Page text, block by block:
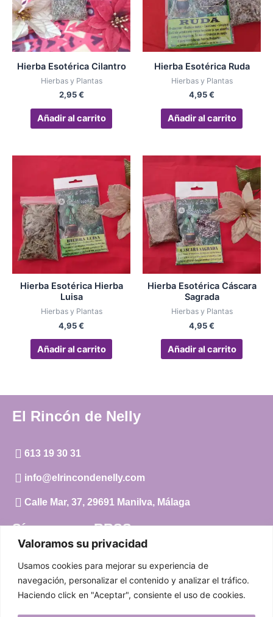
Valoramos su privacidad
Usamos cookies para mejorar su experiencia de
navegación, personalizar el contenido y analizar el tráfico.
Haciendo click en "Aceptar", consiente el uso de cookies.
Hierba Esotérica Cilantro
Hierbas y Plantas
2,95€
Añadir al carrito
Hierba Esotérica Ruda
Hierbas y Plantas
4,95€
Añadir al carrito
Hierba Esotérica Hierba
Luisa
Hierbas y Plantas
4,95€
Añadir al carrito
Hierba Esotérica Cáscara
Sagrada
Hierbas y Plantas
4,95€
Añadir al carrito
El Rincón de Nelly
613 19 30 31
info@elrincondenelly.com
Calle Mar, 37, 29691 Manilva, Málaga
Síguenos en RRSS
Facebook